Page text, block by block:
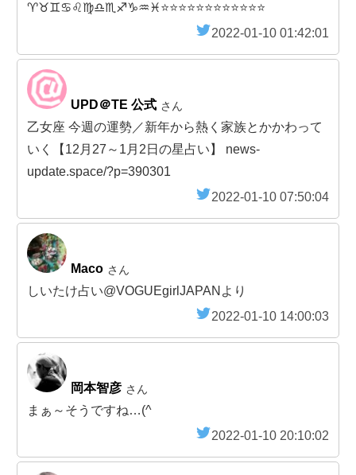
♈️♉️♊️♋️♌️♍️♎️♏️♐️♑️♒️♓️⭐️⭐️⭐️⭐️⭐️⭐️⭐️⭐️⭐️⭐️⭐️⭐️
2022-01-10 01:42:01
UPD＠TE 公式 さん
乙女座 今週の運勢／新年から熱く家族とかかわって
いく【12月27～1月2日の星占い】 news-
update.space/?p=390301
2022-01-10 07:50:04
Maco さん
しいたけ占い@VOGUEgirlJAPANより
2022-01-10 14:00:03
岡本智彦 さん
まぁ～そうですね…(^
2022-01-10 20:10:02